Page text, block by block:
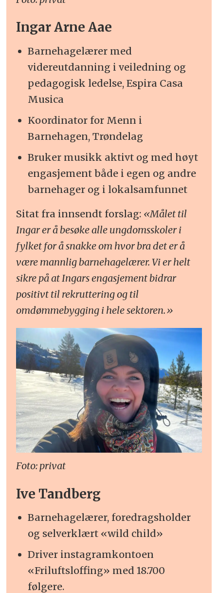
Ingar Arne Aae
Barnehagelærer med
videreutdanning i veiledning og
pedagogisk ledelse, Espira Casa
Musica
Koordinator for Menn i
Barnehagen, Trøndelag
Bruker musikk aktivt og med høyt
engasjement både i egen og andre
barnehager og i lokalsamfunnet
Sitat fra innsendt forslag: «Målet til
Ingar er å besøke alle ungdomsskoler i
fylket for å snakke om hvor bra det er å
være mannlig barnehagelærer. Vi er helt
sikre på at Ingars engasjement bidrar
positivt til rekruttering og til
omdømmebygging i hele sektoren.»
Foto: privat
Ive Tandberg
Barnehagelærer, foredragsholder
og selverklært «wild child»
Driver instagramkontoen
«Friluftsloffing» med 18.700
følgere.